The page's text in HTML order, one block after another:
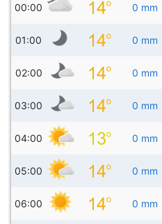
00:00 0 mm
01:00 0 mm
02:00 0 mm
03:00 0 mm
04:00 0 mm
05:00 0 mm
06:00 0 mm